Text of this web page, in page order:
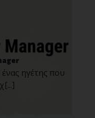
ηγέτης που